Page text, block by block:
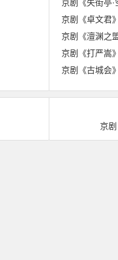
京剧《失街亭
京剧《卓文君
京剧《澶渊之
京剧《打严嵩
京剧《古城会
京